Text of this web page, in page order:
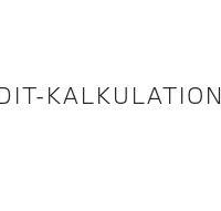
KALKULATION